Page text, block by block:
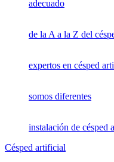
adecuado
de la A a la Z del
expertos en césped
somos diferentes
instalación de césped
Césped artificial